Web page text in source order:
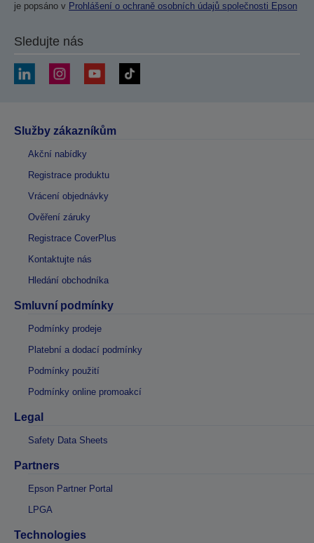
je popsáno v Prohlášení o ochraně osobních údajů společnosti Epson
Sledujte nás
Služby zákazníkům
Akční nabídky
Registrace produktu
Vrácení objednávky
Ověření záruky
Registrace CoverPlus
Kontaktujte nás
Hledání obchodníka
Smluvní podmínky
Podmínky prodeje
Platební a dodací podmínky
Podmínky použití
Podmínky online promoakcí
Legal
Safety Data Sheets
Partners
Epson Partner Portal
LPGA
Technologies